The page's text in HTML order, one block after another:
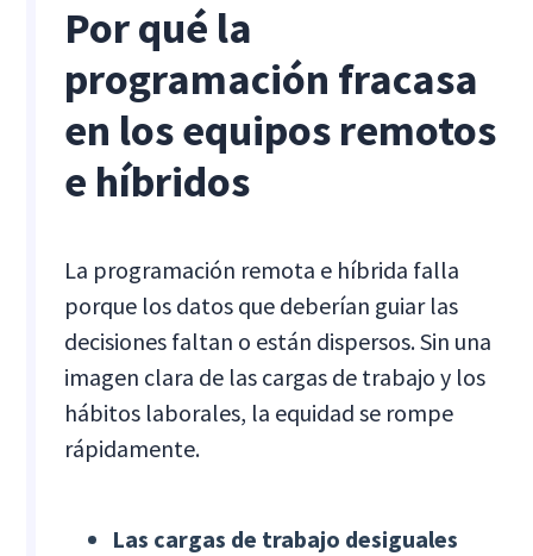
Por qué la
programación fracasa
en los equipos remotos
e híbridos
La programación remota e híbrida falla
porque los datos que deberían guiar las
decisiones faltan o están dispersos. Sin una
imagen clara de las cargas de trabajo y los
hábitos laborales, la equidad se rompe
rápidamente.
Las cargas de trabajo desiguales